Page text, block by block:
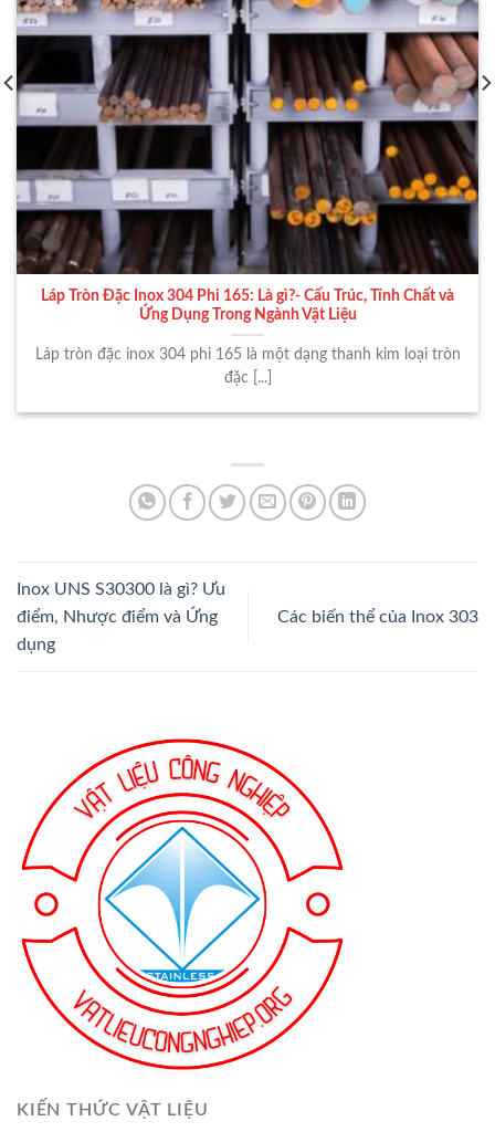
Láp Tròn Đặc Inox 304 Phi 165: Là gì?- Cấu Trúc, Tính Chất và
Ứng Dụng Trong Ngành Vật Liệu
Láp tròn đặc inox 304 phi 165 là một dạng thanh kim loại tròn
đặc [...]
Inox UNS S30300 là gì? Ưu
điểm, Nhược điểm và Ứng
dụng
Các biến thể của Inox 303
KIẾN THỨC VẬT LIỆU